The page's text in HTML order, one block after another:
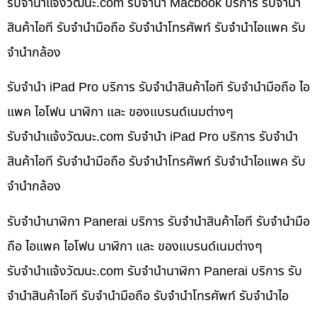
สินค้าไอที รับจำนำมือถือ รับจำนำโทรศัพท์ รับจำนำไอแพค รับ
จำนำกล้อง
รับจำนำ iPad Pro บริการ รับจำนำสินค้าไอที รับจำนำมือถือ ไอ
แพค ไอโฟน นาฬิกา และ ของแบรนด์เนมต่างๆ
รับจํานําแจ้งวัฒนะ.com รับจำนำ iPad Pro บริการ รับจำนำ
สินค้าไอที รับจำนำมือถือ รับจำนำโทรศัพท์ รับจำนำไอแพค รับ
จำนำกล้อง
รับจำนำนาฬิกา Panerai บริการ รับจำนำสินค้าไอที รับจำนำมือ
ถือ ไอแพค ไอโฟน นาฬิกา และ ของแบรนด์เนมต่างๆ
รับจํานําแจ้งวัฒนะ.com รับจำนำนาฬิกา Panerai บริการ รับ
จำนำสินค้าไอที รับจำนำมือถือ รับจำนำโทรศัพท์ รับจำนำไอ